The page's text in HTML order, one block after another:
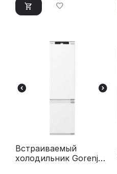
Встраиваемый
холодильник Gorenje